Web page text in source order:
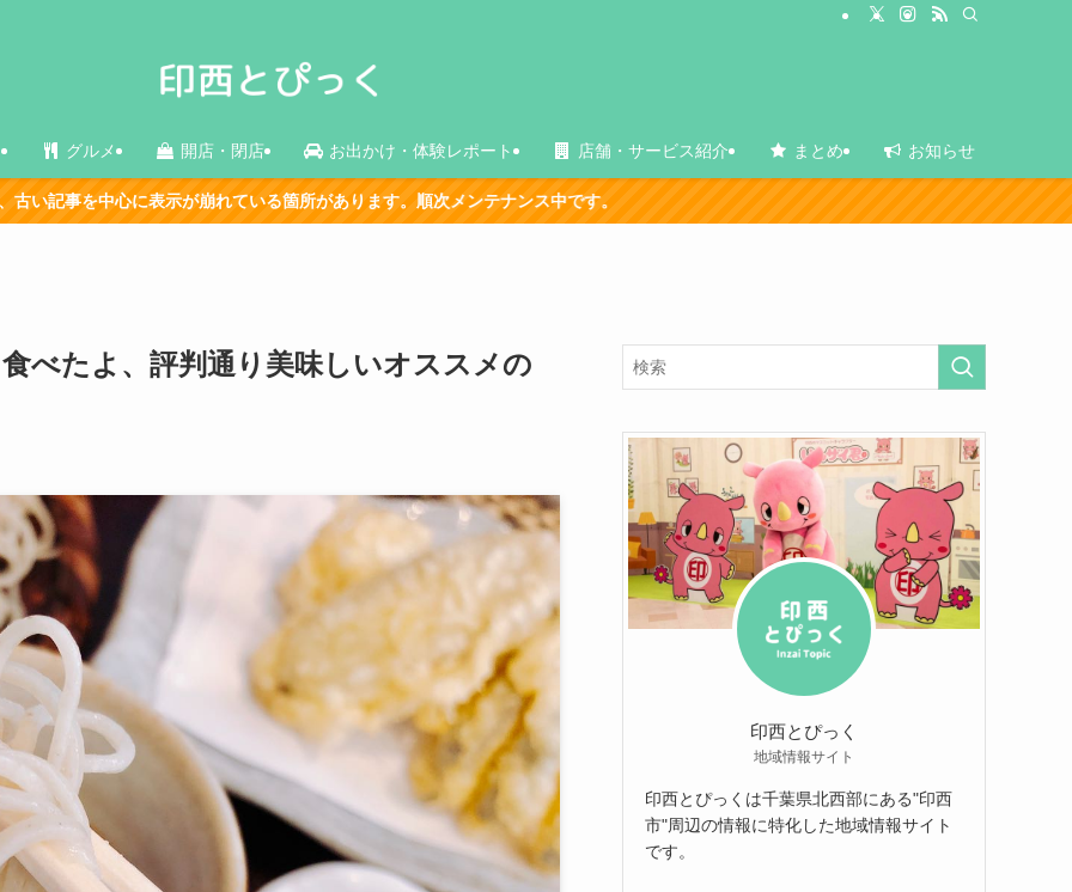
グルメ 開店・閉店 お出かけ・体験レポート 店舗・サービス紹介 まとめ お知らせ
れている箇所があります。順次メンテナンス中です。
べたよ、評判通り美味しいオススメの
印西とぴっく
地域情報サイト
印西とぴっくは千葉県北西部にある"印西
市"周辺の情報に特化した地域情報サイト
です。